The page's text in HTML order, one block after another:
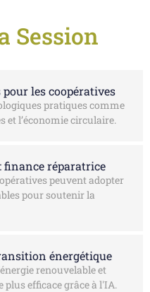
Session
les coopératives
pratiques comme
et l’économie circulaire.
finance réparatrice
peuvent adopter
pour soutenir la
énergétique
renouvelable et
plus efficace grâce à l'IA.